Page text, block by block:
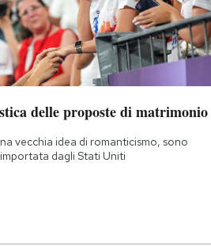
delle proposte di matrimonio
vecchia idea di romanticismo, sono
dagli Stati Uniti